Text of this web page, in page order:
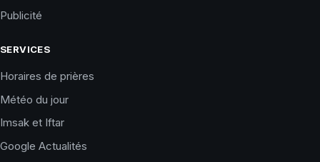
Publicité
SERVICES
Horaires de prières
Météo du jour
Imsak et Iftar
Google Actualités